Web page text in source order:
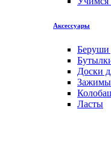
Аксессуары
Беруши
Доски
Зажимы
Ласты